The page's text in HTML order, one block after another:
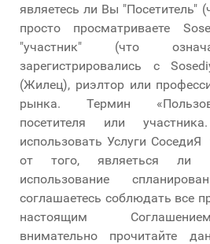
являетесь ли Вы "Посетитель"
просто просматриваете
"участник" (что
зарегистрировались с
(Жилец), риэлтор или
рынка. Термин
посетителя или
использовать Услуги
от того, являеться ли
использование
соглашаетесь соблюдать все
настоящим
внимательно прочитайте